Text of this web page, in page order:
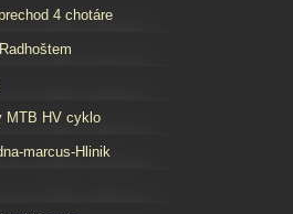
4 chotáre
MTB HV cyklo
marcus-Hlinik